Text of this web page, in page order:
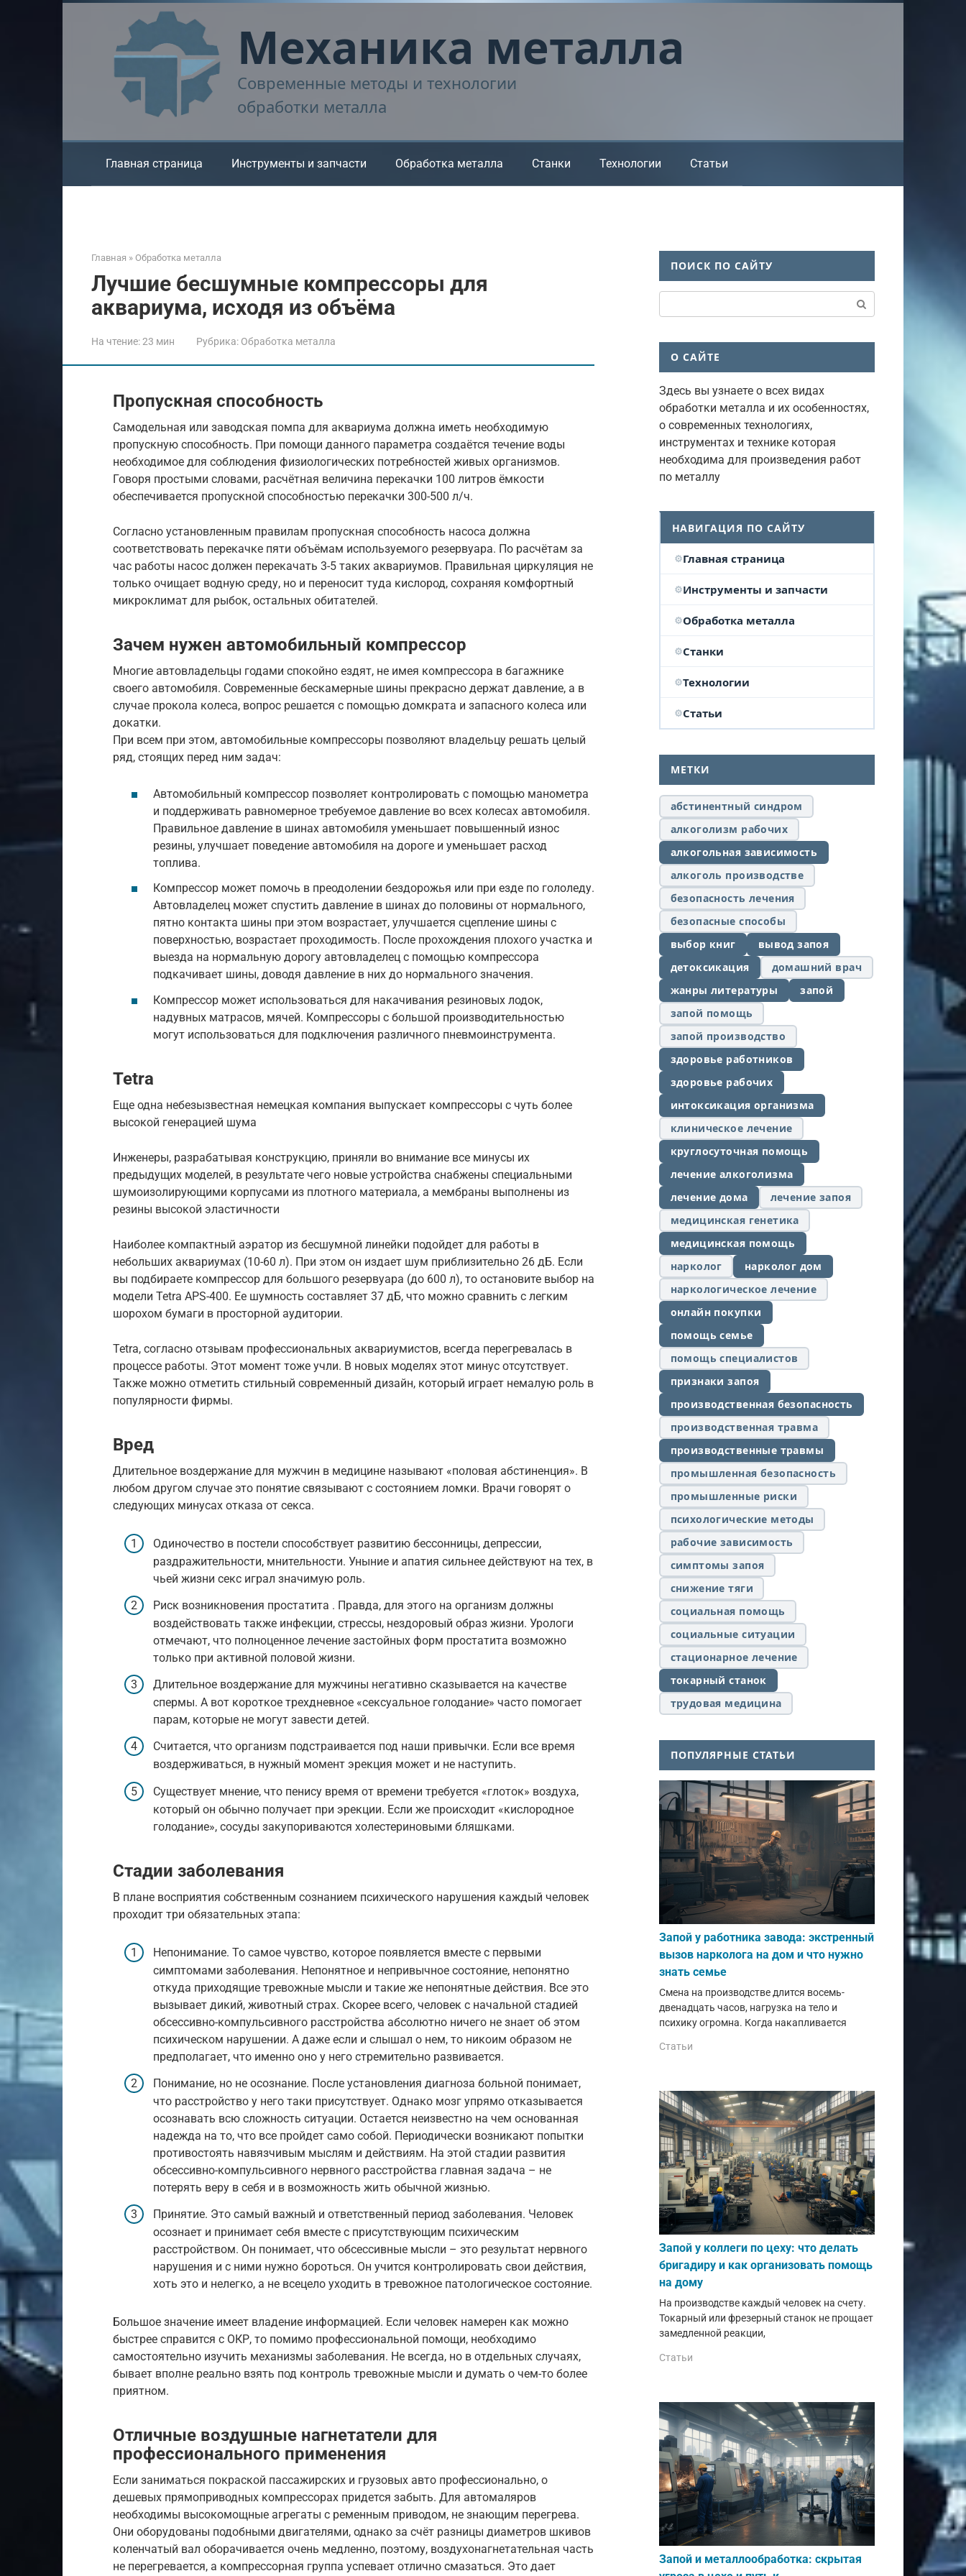
Механика металла
Современные методы и технологии
обработки металла
Главная страница Инструменты и запчасти Обработка металла Станки Технологии Статьи
Главная » Обработка металла
Лучшие бесшумные компрессоры для
аквариума, исходя из объёма
На чтение:23 мин Рубрика: Обработка металла
Пропускная способность
Самодельная или заводская помпа для аквариума должна иметь необходимую
пропускную способность. При помощи данного параметра создаётся течение воды
необходимое для соблюдения физиологических потребностей живых организмов.
Говоря простыми словами, расчётная величина перекачки 100 литров ёмкости
обеспечивается пропускной способностью перекачки 300-500 л/ч.
Согласно установленным правилам пропускная способность насоса должна
соответствовать перекачке пяти объёмам используемого резервуара. По расчётам за
час работы насос должен перекачать 3-5 таких аквариумов. Правильная циркуляция не
только очищает водную среду, но и переносит туда кислород, сохраняя комфортный
микроклимат для рыбок, остальных обитателей.
Зачем нужен автомобильный компрессор
Многие автовладельцы годами спокойно ездят, не имея компрессора в багажнике
своего автомобиля. Современные бескамерные шины прекрасно держат давление, а в
случае прокола колеса, вопрос решается с помощью домкрата и запасного колеса или
докатки.
При всем при этом, автомобильные компрессоры позволяют владельцу решать целый
ряд, стоящих перед ним задач:
Автомобильный компрессор позволяет контролировать с помощью манометра
и поддерживать равномерное требуемое давление во всех колесах автомобиля.
Правильное давление в шинах автомобиля уменьшает повышенный износ
резины, улучшает поведение автомобиля на дороге и уменьшает расход
топлива.
Компрессор может помочь в преодолении бездорожья или при езде по гололеду.
Автовладелец может спустить давление в шинах до половины от нормального,
пятно контакта шины при этом возрастает, улучшается сцепление шины с
поверхностью, возрастает проходимость. После прохождения плохого участка и
выезда на нормальную дорогу автовладелец с помощью компрессора
подкачивает шины, доводя давление в них до нормального значения.
Компрессор может использоваться для накачивания резиновых лодок,
надувных матрасов, мячей. Компрессоры с большой производительностью
могут использоваться для подключения различного пневмоинструмента.
Tetra
Еще одна небезызвестная немецкая компания выпускает компрессоры с чуть более
высокой генерацией шума
Инженеры, разрабатывая конструкцию, приняли во внимание все минусы их
предыдущих моделей, в результате чего новые устройства снабжены специальными
шумоизолирующими корпусами из плотного материала, а мембраны выполнены из
резины высокой эластичности
Наиболее компактный аэратор из бесшумной линейки подойдет для работы в
небольших аквариумах (10-60 л). При этом он издает шум приблизительно 26 дБ. Если
вы подбираете компрессор для большого резервуара (до 600 л), то остановите выбор на
модели Tetra APS-400. Ее шумность составляет 37 дБ, что можно сравнить с легким
шорохом бумаги в просторной аудитории.
Tetra, согласно отзывам профессиональных аквариумистов, всегда перегревалась в
процессе работы. Этот момент тоже учли. В новых моделях этот минус отсутствует.
Также можно отметить стильный современный дизайн, который играет немалую роль в
популярности фирмы.
Вред
Длительное воздержание для мужчин в медицине называют «половая абстиненция». В
любом другом случае это понятие связывают с состоянием ломки. Врачи говорят о
следующих минусах отказа от секса.
Одиночество в постели способствует развитию бессонницы, депрессии,
раздражительности, мнительности. Уныние и апатия сильнее действуют на тех, в
чьей жизни секс играл значимую роль.
Риск возникновения простатита . Правда, для этого на организм должны
воздействовать также инфекции, стрессы, нездоровый образ жизни. Урологи
отмечают, что полноценное лечение застойных форм простатита возможно
только при активной половой жизни.
Длительное воздержание для мужчины негативно сказывается на качестве
спермы. А вот короткое трехдневное «сексуальное голодание» часто помогает
парам, которые не могут завести детей.
Считается, что организм подстраивается под наши привычки. Если все время
воздерживаться, в нужный момент эрекция может и не наступить.
Существует мнение, что пенису время от времени требуется «глоток» воздуха,
который он обычно получает при эрекции. Если же происходит «кислородное
голодание», сосуды закупориваются холестериновыми бляшками.
Стадии заболевания
В плане восприятия собственным сознанием психического нарушения каждый человек
проходит три обязательных этапа:
Непонимание. То самое чувство, которое появляется вместе с первыми
симптомами заболевания. Непонятное и непривычное состояние, непонятно
откуда приходящие тревожные мысли и такие же непонятные действия. Все это
вызывает дикий, животный страх. Скорее всего, человек с начальной стадией
обсессивно-компульсивного расстройства абсолютно ничего не знает об этом
психическом нарушении. А даже если и слышал о нем, то никоим образом не
предполагает, что именно оно у него стремительно развивается.
Понимание, но не осознание. После установления диагноза больной понимает,
что расстройство у него таки присутствует. Однако мозг упрямо отказывается
осознавать всю сложность ситуации. Остается неизвестно на чем основанная
надежда на то, что все пройдет само собой. Периодически возникают попытки
противостоять навязчивым мыслям и действиям. На этой стадии развития
обсессивно-компульсивного нервного расстройства главная задача – не
потерять веру в себя и в возможность жить обычной жизнью.
Принятие. Это самый важный и ответственный период заболевания. Человек
осознает и принимает себя вместе с присутствующим психическим
расстройством. Он понимает, что обсессивные мысли – это результат нервного
нарушения и с ними нужно бороться. Он учится контролировать свои действия,
хоть это и нелегко, а не всецело уходить в тревожное патологическое состояние.
Большое значение имеет владение информацией. Если человек намерен как можно
быстрее справится с ОКР, то помимо профессиональной помощи, необходимо
самостоятельно изучить механизмы заболевания. Не всегда, но в отдельных случаях,
бывает вполне реально взять под контроль тревожные мысли и думать о чем-то более
приятном.
Отличные воздушные нагнетатели для
профессионального применения
Если заниматься покраской пассажирских и грузовых авто профессионально, о
дешевых прямоприводных компрессорах придется забыть. Для автомаляров
необходимы высокомощные агрегаты с ременным приводом, не знающим перегрева.
Они оборудованы подобными двигателями, однако за счёт разницы диаметров шкивов
коленчатый вал оборачивается очень медленно, поэтому, воздухонагнетательная часть
не перегревается, а компрессорная группа успевает отлично смазаться. Это дает
ПОИСК ПО САЙТУ
О САЙТЕ
Здесь вы узнаете о всех видах
обработки металла и их особенностях,
о современных технологиях,
инструментах и технике которая
необходима для произведения работ
по металлу
НАВИГАЦИЯ ПО САЙТУ
Главная страница
Инструменты и запчасти
Обработка металла
Станки
Технологии
Статьи
МЕТКИ
абстинентный синдром
алкоголизм рабочих
алкогольная зависимость
алкоголь производстве
безопасность лечения
безопасные способы
выбор книг
вывод запоя
детоксикация
домашний врач
жанры литературы
запой
запой помощь
запой производство
здоровье работников
здоровье рабочих
интоксикация организма
клиническое лечение
круглосуточная помощь
лечение алкоголизма
лечение дома
лечение запоя
медицинская генетика
медицинская помощь
нарколог
нарколог дом
наркологическое лечение
онлайн покупки
помощь семье
помощь специалистов
признаки запоя
производственная безопасность
производственная травма
производственные травмы
промышленная безопасность
промышленные риски
психологические методы
рабочие зависимость
симптомы запоя
снижение тяги
социальная помощь
социальные ситуации
стационарное лечение
токарный станок
трудовая медицина
ПОПУЛЯРНЫЕ СТАТЬИ
Запой у работника завода: экстренный
вызов нарколога на дом и что нужно
знать семье
Смена на производстве длится восемь-
двенадцать часов, нагрузка на тело и
психику огромна. Когда накапливается
Статьи
Запой у коллеги по цеху: что делать
бригадиру и как организовать помощь
на дому
На производстве каждый человек на счету.
Токарный или фрезерный станок не прощает
замедленной реакции,
Статьи
Запой и металлообработка: скрытая